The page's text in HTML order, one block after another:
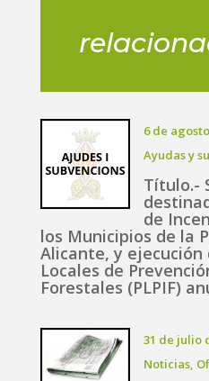
6 de
Ayudas y
Título.-
de
los Municipios de la
Alicante, y ejecución
Locales de
Forestales (PLPIF)
31 de julio
Noticias,